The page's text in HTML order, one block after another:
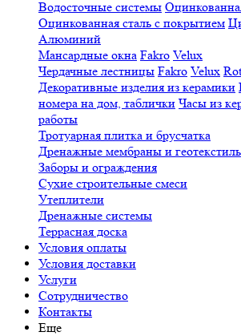
Водосточные системы
Оцинкованная сталь с покрытием
Алюминий
Мансардные окна Fakro Velux
Чердачные лестницы Fakro Velux
Декоративные изделия из керамики
номера на дом, таблички Часы из
работы
Тротуарная плитка и брусчатка
Дренажные мембраны и геотекстиль
Заборы и ограждения
Сухие строительные смеси
Утеплители
Дренажные системы
Террасная доска
Условия оплаты
Условия доставки
Услуги
Сотрудничество
Контакты
Еще